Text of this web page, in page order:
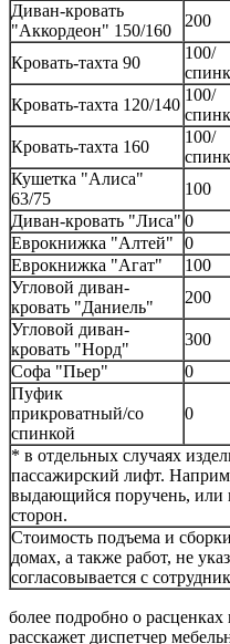
Диван-кровать
"Аккордеон" 150/160
200
Кровать-тахта 90
100/
Кровать-тахта 120/140
100/
Кровать-тахта 160
100/
Кушетка "Алиса"
63/75
100
Диван-кровать "Лиса" 0
Еврокнижка "Алтей"
0
Еврокнижка "Агат"
100
Угловой диван-
кровать "Даниель"
200
Угловой диван-
кровать "Норд"
300
Софа "Пьер"
0
Пуфик
прикроватный/со
спинкой
0
* в отдельных случаях
пассажирский лифт.
выдающийся поручень, или
сторон.
Стоимость подъема и
домах, а также работ, не
согласовывается с
более подробно о
расскажет диспетчер